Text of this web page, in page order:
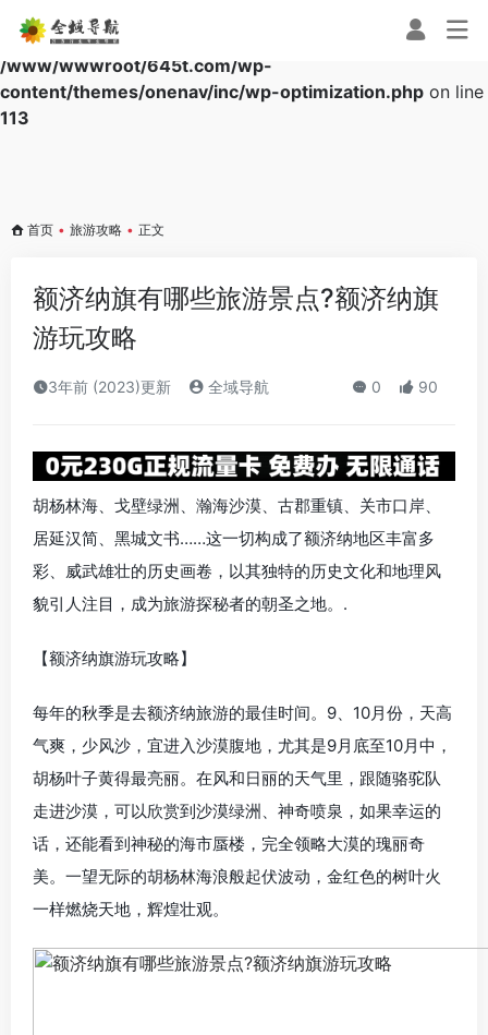
Warning: Array to string conversion in
/www/wwwroot/645t.com/wp-
content/themes/onenav/inc/wp-optimization.php on line
113
首页 • 旅游攻略 • 正文
额济纳旗有哪些旅游景点?额济纳旗
游玩攻略
3年前 (2023)更新 全域导航 0 90
胡杨林海、戈壁绿洲、瀚海沙漠、古郡重镇、关市口岸、
居延汉简、黑城文书……这一切构成了额济纳地区丰富多
彩、威武雄壮的历史画卷，以其独特的历史文化和地理风
貌引人注目，成为旅游探秘者的朝圣之地。.
【额济纳旗游玩攻略】
每年的秋季是去额济纳旅游的最佳时间。9、10月份，天高
气爽，少风沙，宜进入沙漠腹地，尤其是9月底至10月中，
胡杨叶子黄得最亮丽。在风和日丽的天气里，跟随骆驼队
走进沙漠，可以欣赏到沙漠绿洲、神奇喷泉，如果幸运的
话，还能看到神秘的海市蜃楼，完全领略大漠的瑰丽奇
美。一望无际的胡杨林海浪般起伏波动，金红色的树叶火
一样燃烧天地，辉煌壮观。